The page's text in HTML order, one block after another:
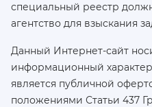
специальный реестр
агентство для взыскания
Данный Интернет-сайт
информационный
является публичной
положениями Статьи 437